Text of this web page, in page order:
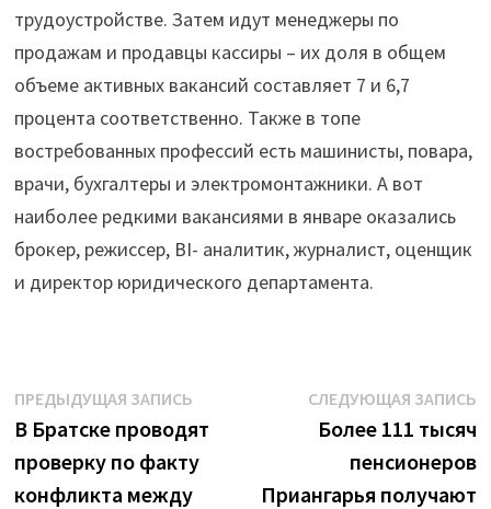
трудоустройстве. Затем идут менеджеры по
продажам и продавцы кассиры – их доля в общем
объеме активных вакансий составляет 7 и 6,7
процента соответственно. Также в топе
востребованных профессий есть машинисты, повара,
врачи, бухгалтеры и электромонтажники. А вот
наиболее редкими вакансиями в январе оказались
брокер, режиссер, BI- аналитик, журналист, оценщик
и директор юридического департамента.
Навигация
по
записям
ПРЕДЫДУЩАЯ ЗАПИСЬПредыдущая
запись:
В Братске проводят
проверку по факту
конфликта между
СЛЕДУЮЩАЯ ЗАПИСЬ
Более 111 тысяч
пенсионеров
Приангарья получают